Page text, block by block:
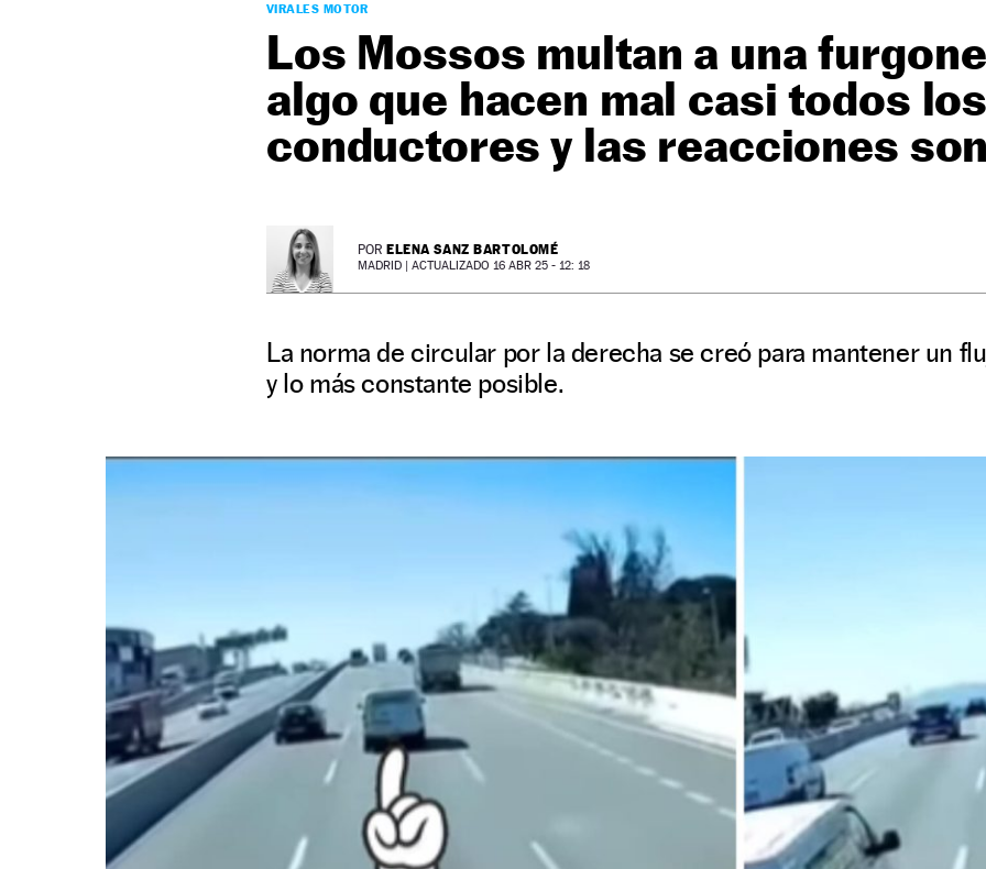
VIRALES MOTOR
Los Mossos multan a una
algo que hacen mal casi todos
conductores y las reacciones
POR ELENA SANZ BARTOLOMÉ
MADRID | ACTUALIZADO 16 ABR 25 - 12: 18
La norma de circular por la derecha se creó para mantener un
y lo más constante posible.